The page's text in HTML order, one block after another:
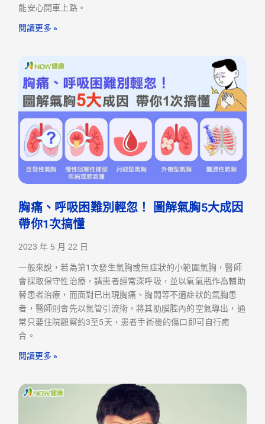
能安心開車上路。
閱讀更多 »
胸痛、呼吸困難別輕忽！ 圖解氣胸5大成因
帶你1次搞懂
2023 年 5 月 22 日
一般來說，若為第1次發生氣胸或無症狀的小範圍氣胸，醫師
會採取保守性治療，請患者經常深呼吸，並以氧氣瓶作為輔助
替患者治療，而面對已出現胸痛、胸悶等不適症狀的氣胸患
者，醫師則會先以氣管引流術，將其肋膜腔內的空氣導出，通
常只要住院觀察約3至5天，患者手術後的傷口即可自行癒
合。
閱讀更多 »